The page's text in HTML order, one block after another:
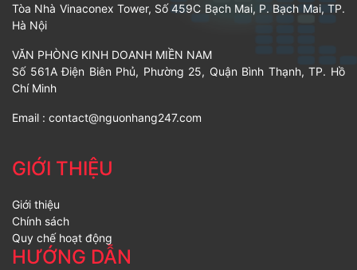
Tòa Nhà Vinaconex Tower, Số 459C Bạch Mai, P. Bạch Mai, TP.
Hà Nội
VĂN PHÒNG KINH DOANH MIỀN NAM
Số 561A Điện Biên Phủ, Phường 25, Quận Bình Thạnh, TP. Hồ
Chí Minh
Email : contact@nguonhang247.com
GIỚI THIỆU
Giới thiệu
Chính sách
Quy chế hoạt động
HƯỚNG DẪN